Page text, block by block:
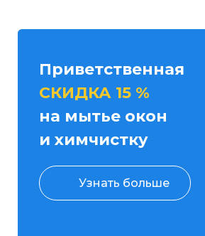
Приветственная
СКИДКА 15 %
на мытье окон
и химчистку
Узнать больше